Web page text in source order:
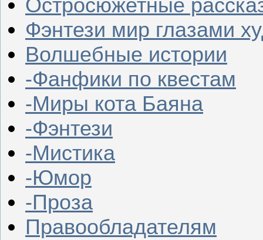
Остросюжетные
Фэнтези мир глазами
Волшебные истории
-Фанфики по квестам
-Миры кота Баяна
-Фэнтези
-Мистика
-Юмор
-Проза
Правообладателям